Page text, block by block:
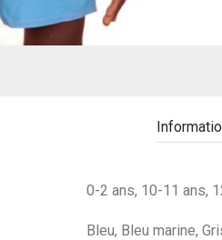
0-2 ans, 10-11 ans,
Bleu, Bleu marine,